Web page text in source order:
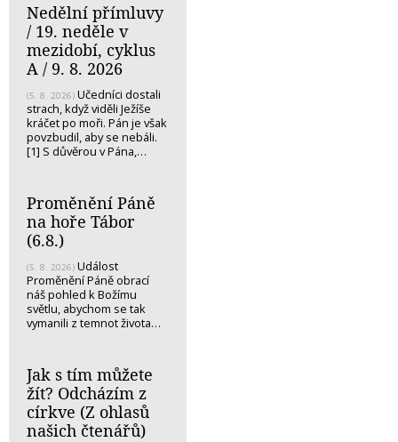
Nedělní přímluvy
/ 19. neděle v
mezidobí, cyklus
A / 9. 8. 2026
(5. 8. 2026) Učedníci dostali
strach, když viděli Ježíše
kráčet po moři. Pán je však
povzbudil, aby se nebáli.
[1] S důvěrou v Pána,…
Proměnění Páně
na hoře Tábor
(6.8.)
(5. 8. 2026) Událost
Proměnění Páně obrací
náš pohled k Božímu
světlu, abychom se tak
vymanili z temnot života…
Jak s tím můžete
žít? Odcházím z
církve (Z ohlasů
našich čtenářů)